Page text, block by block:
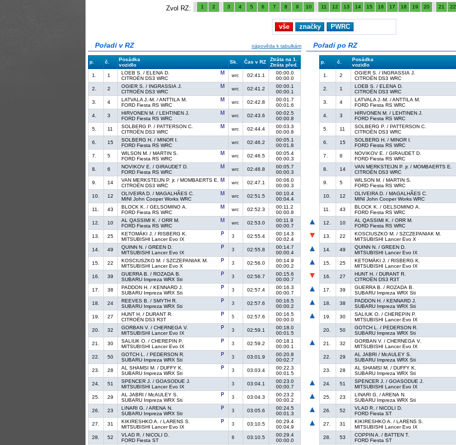
Zvol RZ: 1 2 3 4 5 6 7 8 9 10 11 12 13 14 15 16 17 18 19 20 21 22
vše značky PWRC
Pořadí v RZ nápověda k tabulkám
p. č.
Posádka
vozidlo
Sk. Čas v RZ
Ztráta na 1.
Ztráta před.
1.
1
LOEB S. / ELENA D.
CITROËN DS3 WRC
wrc 02:41.1
00:00.0
00:00.0
2.
2
OGIER S. / INGRASSIA J.
CITROËN DS3 WRC
wrc 02:41.2
00:00.1
00:00.1
3.
4
LATVALA J.-M. / ANTTILA M.
FORD Fiesta RS WRC
wrc 02:42.8
00:01.7
00:01.6
4.
3
HIRVONEN M. / LEHTINEN J.
FORD Fiesta RS WRC
wrc 02:43.6
00:02.5
00:00.8
5.
11
SOLBERG P. / PATTERSON C.
CITROËN DS3 WRC
wrc 02:44.4
00:03.3
00:00.8
6.
15
SOLBERG H. / MINOR I.
FORD Fiesta RS WRC
wrc 02:46.2
00:05.1
00:01.8
7.
5
WILSON M. / MARTIN S.
FORD Fiesta RS WRC
wrc 02:46.5
00:05.4
00:00.3
8.
6
NOVIKOV E. / GIRAUDET D.
FORD Fiesta RS WRC
wrc 02:46.8
00:05.7
00:00.3
9.
14
VAN MERKSTEIJN P. jr. / MOMBAERTS E.
CITROËN DS3 WRC
wrc 02:47.1
00:06.0
00:00.3
10.
12
OLIVEIRA D. / MAGALHÃES C.
MINI John Cooper Works WRC
wrc 02:51.5
00:10.4
00:04.4
11.
43
BLOCK K. / GELSOMINO A.
FORD Fiesta RS WRC
wrc 02:52.3
00:11.2
00:00.8
12.
10
AL QASSIMI K. / ORR M.
FORD Fiesta RS WRC
wrc 02:53.0
00:11.9
00:00.7
13.
25
KETOMÄKI J. / RISBERG K.
MITSUBISHI Lancer Evo IX
3 02:55.4
00:14.3
00:02.4
14.
49
QUINN N. / GREEN D.
MITSUBISHI Lancer Evo IX
3 02:55.8
00:14.7
00:00.4
15.
22
KOSCIUSZKO M. / SZCZEPANIAK M.
MITSUBISHI Lancer Evo X
3 02:56.0
00:14.9
00:00.2
16.
39
GUERRA B. / ROZADA B.
SUBARU Impreza WRX Sti
3 02:56.7
00:15.6
00:00.7
17.
38
PADDON H. / KENNARD J.
SUBARU Impreza WRX Sti
3 02:57.4
00:16.3
00:00.7
18.
24
REEVES B. / SMYTH R.
SUBARU Impreza WRX Sti
3 02:57.6
00:16.5
00:00.2
19.
27
HUNT H. / DURANT R.
CITROËN DS3 R3T
5 02:57.6
00:16.5
00:00.0
20.
32
GORBAN V. / CHERNEGA V.
MITSUBISHI Lancer Evo IX
3 02:59.1
00:18.0
00:01.5
21.
30
SALIUK O. / CHEREPIN P.
MITSUBISHI Lancer Evo IX
3 02:59.2
00:18.1
00:00.1
22.
50
GOTCH L. / PEDERSON R.
SUBARU Impreza WRX Sti
3 03:01.9
00:20.8
00:02.7
23.
28
AL SHAMSI M. / DUFFY K.
SUBARU Impreza WRX Sti
3 03:03.4
00:22.3
00:01.5
24.
51
SPENCER J. / GOASODUE J.
MITSUBISHI Lancer Evo IX
3 03:04.1
00:23.0
00:00.7
25.
29
AL JABRI / McAULEY S.
SUBARU Impreza WRX Sti
3 03:04.3
00:23.2
00:00.2
26.
23
LINARI G. / ARENA N.
SUBARU Impreza WRX Sti
3 03:05.6
00:24.5
00:01.3
27.
31
KIKIRESHKO A. / LARENS S.
MITSUBISHI Lancer Evo IX
3 03:10.5
00:29.4
00:04.9
28.
52
VLAD R. / NICOLI D.
FORD Fiesta ST
8 03:10.5
00:29.4
00:00.0
Pořadí po RZ
p. č.
Posádka
vozidlo
1.
2
OGIER S. / INGRASSIA J.
CITROËN DS3 WRC
2.
1
LOEB S. / ELENA D.
CITROËN DS3 WRC
3.
4
LATVALA J.-M. / ANTTILA M.
FORD Fiesta RS WRC
4.
3
HIRVONEN M. / LEHTINEN J.
FORD Fiesta RS WRC
5.
11
SOLBERG P. / PATTERSON C.
CITROËN DS3 WRC
6.
15
SOLBERG H. / MINOR I.
FORD Fiesta RS WRC
7.
6
NOVIKOV E. / GIRAUDET D.
FORD Fiesta RS WRC
8.
14
VAN MERKSTEIJN P. jr. / MOMBAERTS E.
CITROËN DS3 WRC
9.
5
WILSON M. / MARTIN S.
FORD Fiesta RS WRC
10.
12
OLIVEIRA D. / MAGALHÃES C.
MINI John Cooper Works WRC
11.
43
BLOCK K. / GELSOMINO A.
FORD Fiesta RS WRC
12.
10
AL QASSIMI K. / ORR M.
FORD Fiesta RS WRC
13.
22
KOSCIUSZKO M. / SZCZEPANIAK M.
MITSUBISHI Lancer Evo X
14.
49
QUINN N. / GREEN D.
MITSUBISHI Lancer Evo IX
15.
25
KETOMÄKI J. / RISBERG K.
MITSUBISHI Lancer Evo IX
16.
27
HUNT H. / DURANT R.
CITROËN DS3 R3T
17.
39
GUERRA B. / ROZADA B.
SUBARU Impreza WRX Sti
18.
38
PADDON H. / KENNARD J.
SUBARU Impreza WRX Sti
19.
30
SALIUK O. / CHEREPIN P.
MITSUBISHI Lancer Evo IX
20.
50
GOTCH L. / PEDERSON R.
SUBARU Impreza WRX Sti
21.
32
GORBAN V. / CHERNEGA V.
MITSUBISHI Lancer Evo IX
22.
29
AL JABRI / McAULEY S.
SUBARU Impreza WRX Sti
23.
28
AL SHAMSI M. / DUFFY K.
SUBARU Impreza WRX Sti
24.
51
SPENCER J. / GOASODUE J.
MITSUBISHI Lancer Evo IX
25.
23
LINARI G. / ARENA N.
SUBARU Impreza WRX Sti
26.
52
VLAD R. / NICOLI D.
FORD Fiesta ST
27.
31
KIKIRESHKO A. / LARENS S.
MITSUBISHI Lancer Evo IX
28.
53
COPPIN A. / BATTEN T.
FORD Fiesta ST